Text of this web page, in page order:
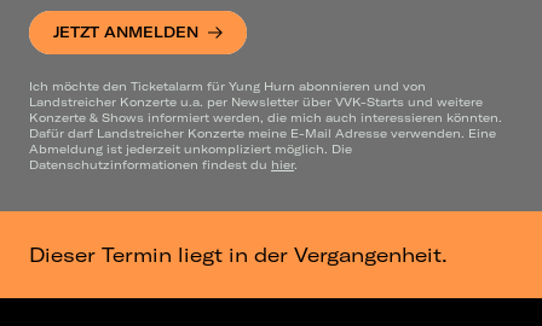
JETZT ANMELDEN
Ich möchte den Ticketalarm für Yung Hurn abonnieren und von
Landstreicher Konzerte u.a. per Newsletter über VVK-Starts und weitere
Konzerte & Shows informiert werden, die mich auch interessieren könnten.
Dafür darf Landstreicher Konzerte meine E-Mail Adresse verwenden. Eine
Abmeldung ist jederzeit unkompliziert möglich. Die
Datenschutzinformationen findest du hier.
Dieser Termin liegt in der Vergangenheit.